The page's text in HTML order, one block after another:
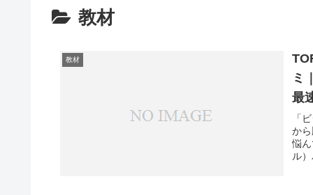
教材
教材
ミ
最
「
か
悩
ル